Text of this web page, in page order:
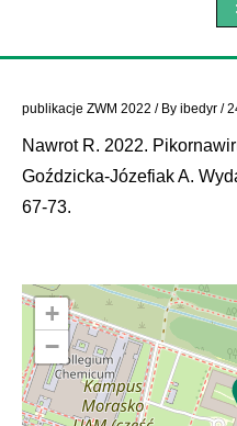
publikacje ZWM 2022 / By ibedyr /
Nawrot R. 2022.
Goździcka-Józefiak A.
67-73.
+
−